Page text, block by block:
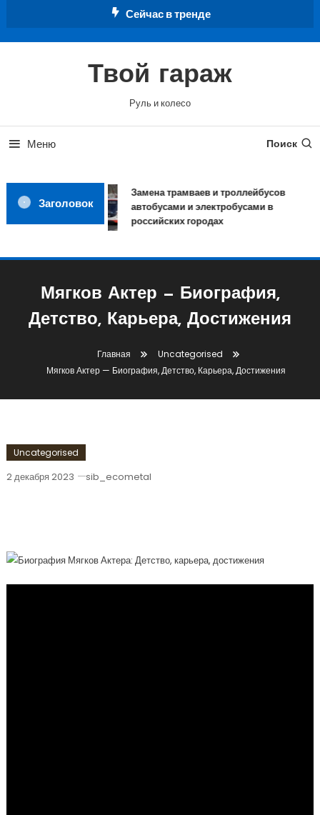
Сейчас в тренде
Твой гараж
Руль и колесо
Меню Поиск
Заголовок
Замена трамваев и троллейбусов
автобусами и электробусами в
российских городах
Мягков Актер — Биография,
Детство, Карьера, Достижения
Главная
Uncategorised
Мягков Актер — Биография, Детство, Карьера, Достижения
Uncategorised
2 декабря 2023 sib_ecometal